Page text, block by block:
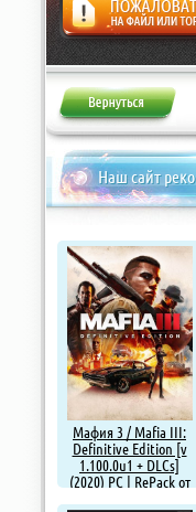
Жалоба
Наш сайт
Мафия 3 / Mafia III:
Definitive Edition [v
1.100.0u1 + DLCs]
(2020) PC | RePack от